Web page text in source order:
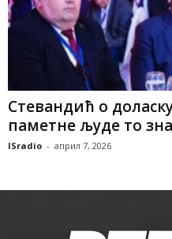
Стевандић о
паметне људе то
ISradio - април 7, 2026